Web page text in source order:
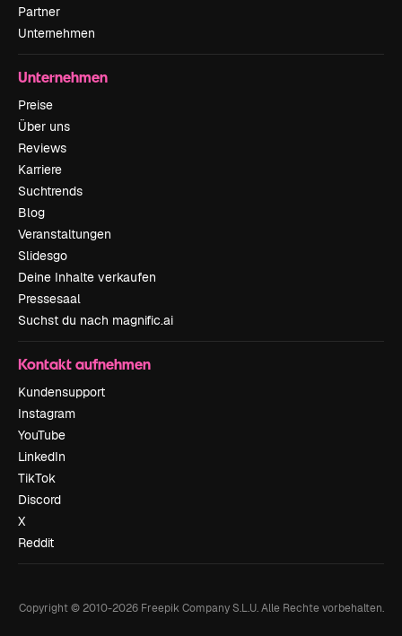
Partner
Unternehmen
Unternehmen
Preise
Über uns
Reviews
Karriere
Suchtrends
Blog
Veranstaltungen
Slidesgo
Deine Inhalte verkaufen
Pressesaal
Suchst du nach magnific.ai
Kontakt aufnehmen
Kundensupport
Instagram
YouTube
LinkedIn
TikTok
Discord
X
Reddit
Copyright © 2010-2026Freepik Company S.L.U. Alle Rechte vorbehalten.